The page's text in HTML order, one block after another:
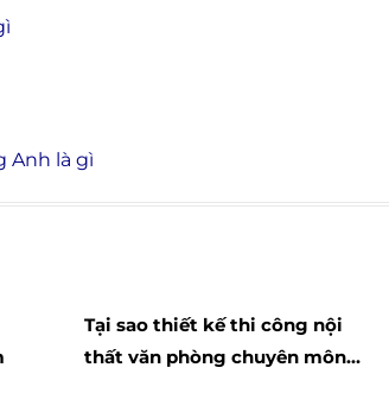
Anh là gì
Tại sao thiết kế thi công nội
thất văn phòng chuyên môn